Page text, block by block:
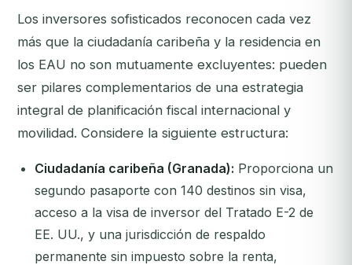
Los inversores sofisticados reconocen cada vez
más que la ciudadanía caribeña y la residencia en
los EAU no son mutuamente excluyentes: pueden
ser pilares complementarios de una estrategia
integral de planificación fiscal internacional y
movilidad. Considere la siguiente estructura:
Ciudadanía caribeña (Granada): Proporciona un
segundo pasaporte con 140 destinos sin visa,
acceso a la visa de inversor del Tratado E-2 de
EE. UU., y una jurisdicción de respaldo
permanente sin impuesto sobre la renta,